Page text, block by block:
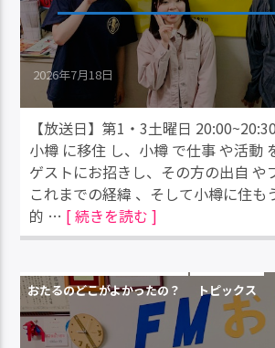
2026年7月18日
【放送日】第1・3土曜日
小樽 に移住 し、小樽 で仕事 や活動
ゲストにお招きし、その方の出自 や
これまでの経緯 、そして小樽に住も
的 … [ 続きを読む ]
おたるのどこがよかったの？ トピックス